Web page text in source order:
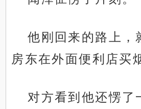
他刚回来的路上，
房东在外面便利店买
对方看到他还愣了